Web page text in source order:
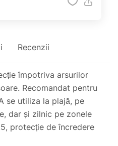
Recenzii
împotriva arsurilor
Recomandat pentru
se utiliza la plajă, pe
dar și zilnic pe zonele
protecție de încredere